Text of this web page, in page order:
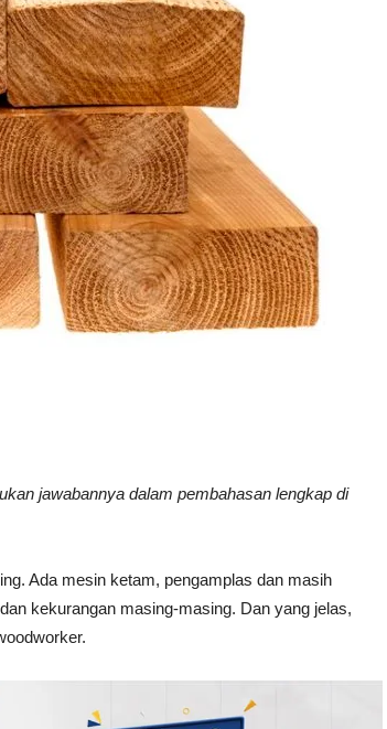
jawabannya dalam pembahasan lengkap di
Ada mesin ketam, pengamplas dan masih
kekurangan masing-masing. Dan yang jelas,